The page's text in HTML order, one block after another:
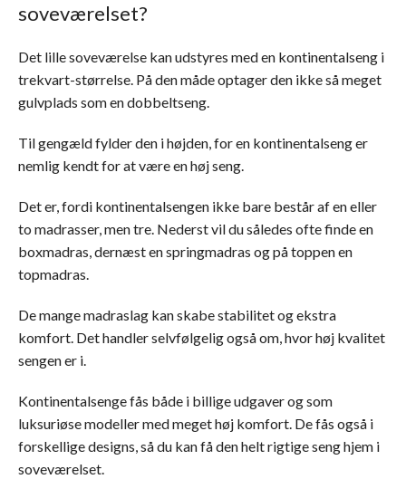
soveværelset?
Det lille soveværelse kan udstyres med en kontinentalseng i
trekvart-størrelse. På den måde optager den ikke så meget
gulvplads som en dobbeltseng.
Til gengæld fylder den i højden, for en kontinentalseng er
nemlig kendt for at være en høj seng.
Det er, fordi kontinentalsengen ikke bare består af en eller
to madrasser, men tre. Nederst vil du således ofte finde en
boxmadras, dernæst en springmadras og på toppen en
topmadras.
De mange madraslag kan skabe stabilitet og ekstra
komfort. Det handler selvfølgelig også om, hvor høj kvalitet
sengen er i.
Kontinentalsenge fås både i billige udgaver og som
luksuriøse modeller med meget høj komfort. De fås også i
forskellige designs, så du kan få den helt rigtige seng hjem i
soveværelset.